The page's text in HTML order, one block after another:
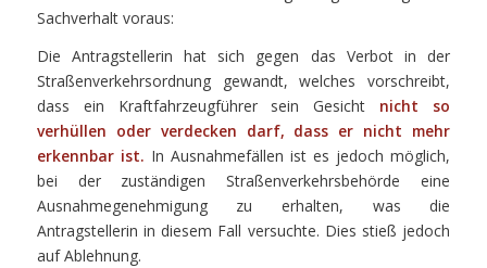
Sachverhalt voraus:
Die Antragstellerin hat sich gegen das Verbot in der
Straßenverkehrsordnung gewandt, welches vorschreibt,
dass ein Kraftfahrzeugführer sein Gesicht nicht so
verhüllen oder verdecken darf, dass er nicht mehr
erkennbar ist. In Ausnahmefällen ist es jedoch möglich,
bei der zuständigen Straßenverkehrsbehörde eine
Ausnahmegenehmigung zu erhalten, was die
Antragstellerin in diesem Fall versuchte. Dies stieß jedoch
auf Ablehnung.